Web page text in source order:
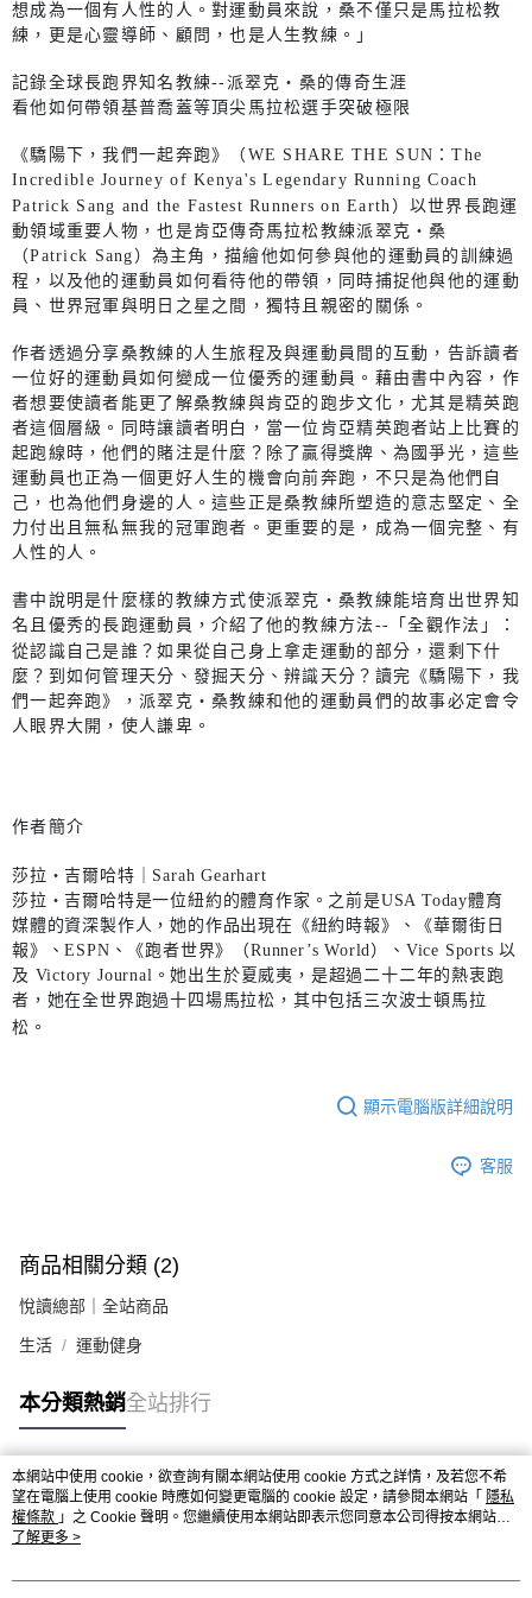
想成為一個有人性的人。對運動員來說，桑不僅只是馬拉松教
練，更是心靈導師、顧問，也是人生教練。」
記錄全球長跑界知名教練--派翠克‧桑的傳奇生涯
看他如何帶領基普喬蓋等頂尖馬拉松選手突破極限
《驕陽下，我們一起奔跑》（WE SHARE THE SUN：The
Incredible Journey of Kenya's Legendary Running Coach
Patrick Sang and the Fastest Runners on Earth）以世界長跑運
動領域重要人物，也是肯亞傳奇馬拉松教練派翠克‧桑
（Patrick Sang）為主角，描繪他如何參與他的運動員的訓練過
程，以及他的運動員如何看待他的帶領，同時捕捉他與他的運動
員、世界冠軍與明日之星之間，獨特且親密的關係。
作者透過分享桑教練的人生旅程及與運動員間的互動，告訴讀者
一位好的運動員如何變成一位優秀的運動員。藉由書中內容，作
者想要使讀者能更了解桑教練與肯亞的跑步文化，尤其是精英跑
者這個層級。同時讓讀者明白，當一位肯亞精英跑者站上比賽的
起跑線時，他們的賭注是什麼？除了贏得獎牌、為國爭光，這些
運動員也正為一個更好人生的機會向前奔跑，不只是為他們自
己，也為他們身邊的人。這些正是桑教練所塑造的意志堅定、全
力付出且無私無我的冠軍跑者。更重要的是，成為一個完整、有
人性的人。
書中說明是什麼樣的教練方式使派翠克‧桑教練能培育出世界知
名且優秀的長跑運動員，介紹了他的教練方法--「全觀作法」：
從認識自己是誰？如果從自己身上拿走運動的部分，還剩下什
麼？到如何管理天分、發掘天分、辨識天分？讀完《驕陽下，我
們一起奔跑》，派翠克‧桑教練和他的運動員們的故事必定會令
人眼界大開，使人謙卑。
作者簡介
莎拉‧吉爾哈特｜Sarah Gearhart
莎拉‧吉爾哈特是一位紐約的體育作家。之前是USA Today體育
媒體的資深製作人，她的作品出現在《紐約時報》、《華爾街日
報》、ESPN、《跑者世界》（Runner’s World）、Vice Sports 以
及 Victory Journal。她出生於夏威夷，是超過二十二年的熱衷跑
者，她在全世界跑過十四場馬拉松，其中包括三次波士頓馬拉
松。
顯示電腦版詳細說明
客服
商品相關分類 (2)
悅讀總部｜全站商品
生活 運動健身
本分類熱銷全站排行
熱門標籤
本網站中使用 cookie，欲查詢有關本網站使用 cookie 方式之詳情，及若您不希
望在電腦上使用 cookie 時應如何變更電腦的 cookie 設定，請參閱本網站「 隱私
權條款 」之 Cookie 聲明。您繼續使用本網站即表示您同意本公司得按本網站使
用條款之 Cookie 聲明使用 cookie。
了解更多 >